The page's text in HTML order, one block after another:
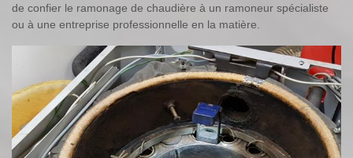
de confier le ramonage de chaudière à un ramoneur spécialiste
ou à une entreprise professionnelle en la matière.